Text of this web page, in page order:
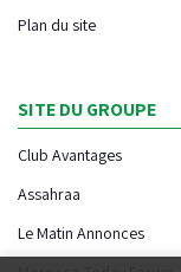
Plan du site
SITE DU GROUPE
Club Avantages
Assahraa
Le Matin Annonces